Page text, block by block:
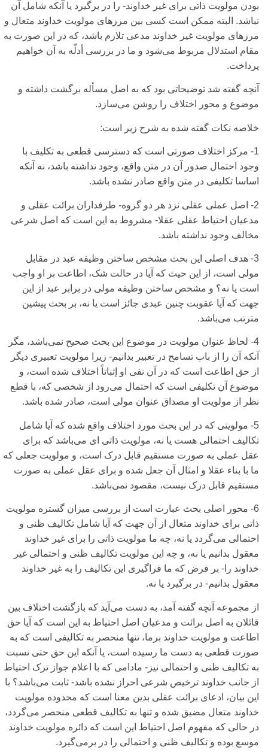
بودن مولویت ذاتی‌ برای‌ غیر خداوند- را در برگیرد یا آنکه شامل آن
نباشد. البته ممکن است کسی‌ بین مرزهای‌ مولویت خداوند متعال و
مرزهای‌ مولویت غیر خداوند مدعی‌ تلازم باشد، که در این صورت به
مقام استدلال مربوط می‌شود و ما در بررسی‌ أدلّه به آن خواهیم
پرداخت.
آنچه گفته شد توضیحاتی‌ بود که به اصل مسأله برگشت داشته و
موضوع و محور اختلاف را روشن می‌سازد.
خلاصه نکات گفته شده به شرح زیر است:
1- مرکز اختلاف صورتی‌ است که دسترسی‌ قطعی‌ به تکلیف با
وجود احتمال صدور آن در متن واقع، وجود نداشته باشد، نه آنکه
اساسا تکلیفی‌ در متن واقع صادر نشده باشد.
2- اصل عملی‌ عقلی‌ نزد هر دو گروه- طرفداران برائت عقلی‌ و
مدعیان احتیاط عقلی‌ عقلا- مشروط به این است که اصل شرعی‌
مخالف وجود نداشته باشد.
3- هدف اصلی‌ این بحث مشخص ساختن وظیفه عبد در مقابل
مولی‌ است، از این حیث که آیا در حالت شک، اطاعت بر او واجب
است یا نه؟ و مشخص ساختن وظیفه مولی‌ در برابر عبد از این
جهت که آیا عقوبت چنین عبدی‌ جائز است یا نه، بر بحث پیشین
مترتب می‌‌باشد.
4- لحاظ عنوان مولویت در موضوع این بحث صحیح نمی‌باشد، مگر
آنکه آن را از باب تسامح در تعبیر بدانیم- زیرا مولویت تعبیری‌ دیگر
از حق اطاعت است که در آن نفی‌‌ او إثباتاً اختلاف شده است، و
موضوع آن تکلیفی‌ است که احتمال می‌رود از شخصی‌ که، با قطع
نظر از مولویت او مصداق عنوان مولی‌ است، صادر شده باشد.
5- مولویتی‌ که در این بحث مورد اختلاف واقع شده که آیا شامل
تکالیف احتمالی‌ هست یا نه، مولویت ذاتی‌ ای‌ می‌باشد که برای‌
عقل عملی‌ به صورت مستقیم قابل درک است، و مولویت جعلی‌ که
ما با بناء عقلا و امثال آن جعل شده و برای‌ عقل عملی‌ به صورت
مستقیم قابل درک نیست، مقصود نمی‌‌باشد.
6- محور اصلی‌ بحث عبارت است از بررسی‌ میزان گستره مولویت
ذاتی‌ برای‌ خداوند متعال از آن جهت که آیا شامل تکالیف ظنی‌ و
احتمالی‌ می‌گردد یا نه، چه ما مولویت ذاتی‌ را برای‌ غیر خداوند
معقول بدانیم یا نه، و چه این مولویت تکالیف ظنی‌ و احتمالی‌ غیر
خداوند را- بر فرض که ما فراگیری‌ این تکالیف را به غیر خداوند
معقول بدانیم- در برگیرد یا نه.
از مجموعه آنچه گفته آمد، به دست می‌آید که بازگشت اختلاف بین
قائلان به اصل برائت و مدعیان اصل احتیاط به این است که آیا حق
اطاعت و مولویت خداوند برما، تنها منحصر به تکالیفی‌ است که به
صورت قطعی‌ به دست ما رسیده‌ است، یا آنکه این حق حتی‌ نسبت
به تکالیف ظنی‌ و احتمالی‌ نیز- مادامی‌ که با اعلام جواز ترک احتیاط
از جانب خداوند ترخیص شرعی‌ احراز نشده باشد- ثابت می‌باشد؟ با
این بیان، ادعای‌ برائت عقلی‌ بدین معنا است که محدوده مولویت
خداوند متعال مضیق شده و تنها به تکالیف قطعی‌ منحصر می‌‌گردد،
در حالی‌ که مفهوم اصل احتیاط این است که دائره مولویت خداوند
موسع بوده و تکالیف ظنی‌ و احتمالی‌ را در برمی‌‌گیرد.